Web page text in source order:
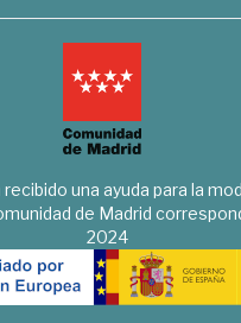
una ayuda para la
de Madrid
2024